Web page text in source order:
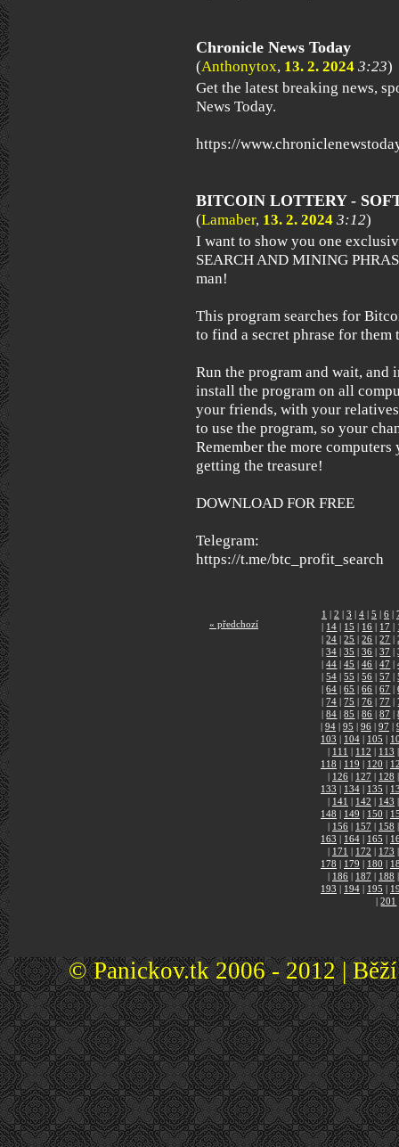
Chronicle News Today
(Anthonytox, 13. 2. 2024 3:23)
Get the latest breaking news,
News Today.
https://
BITCOIN LOTTERY -
(Lamaber, 13. 2. 2024 3:12)
I want to show you one
SEARCH AND MINING
man!
This program searches for
to find a secret phrase for
Run the program and wait, and
install the program on all
your friends, with your
to use the program, so your
Remember the more
getting the treasure!
DOWNLOAD FOR FREE
Telegram:
https://t.me/btc_profit_search
« předchozí
1 | 2 | 3 | 4 | 5 | 6 |
| 14 | 15 | 16 | 17 |
| 24 | 25 | 26 | 27 |
| 34 | 35 | 36 | 37 |
| 44 | 45 | 46 | 47 |
| 54 | 55 | 56 | 57 |
| 64 | 65 | 66 | 67 |
| 74 | 75 | 76 | 77 |
| 84 | 85 | 86 | 87 |
| 94 | 95 | 96 | 97 |
103 | 104 | 105 |
| 111 | 112 | 113 |
118 | 119 | 120 |
| 126 | 127 | 128 |
133 | 134 | 135 |
| 141 | 142 | 143 |
148 | 149 | 150 |
| 156 | 157 | 158 |
163 | 164 | 165 |
| 171 | 172 | 173 |
178 | 179 | 180 |
| 186 | 187 | 188 |
193 | 194 | 195 |
| 201
© Panickov.tk 2006 - 2012 |